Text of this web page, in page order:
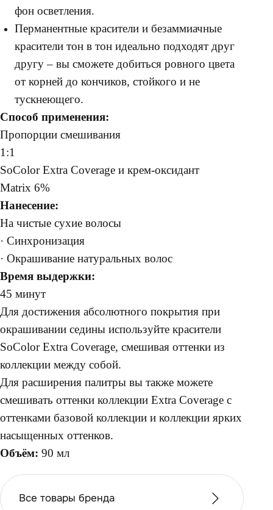
фон осветления.
Перманентные красители и безаммиачные
красители тон в тон идеально подходят друг
другу – вы сможете добиться ровного цвета
от корней до кончиков, стойкого и не
тускнеющего.
Способ применения:
Пропорции смешивания
1:1
SoColor Extra Coverage и крем-оксидант
Matrix 6%
Нанесение:
На чистые сухие волосы
· Синхронизация
· Окрашивание натуральных волос
Время выдержки:
45 минут
Для достижения абсолютного покрытия при
окрашивании седины используйте красители
SoColor Extra Coverage, смешивая оттенки из
коллекции между собой.
Для расширения палитры вы также можете
смешивать оттенки коллекции Extra Coverage с
оттенками базовой коллекции и коллекции ярких
насыщенных оттенков.
Объём: 90 мл
Все товары бренда